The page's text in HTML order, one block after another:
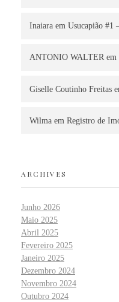
Inaiara em Usucapião #1
ANTONIO WALTER em
Giselle Coutinho Freitas
Wilma em Registro de
ARCHIVES
Junho 2026
Maio 2025
Abril 2025
Fevereiro 2025
Janeiro 2025
Dezembro 2024
Novembro 2024
Outubro 2024